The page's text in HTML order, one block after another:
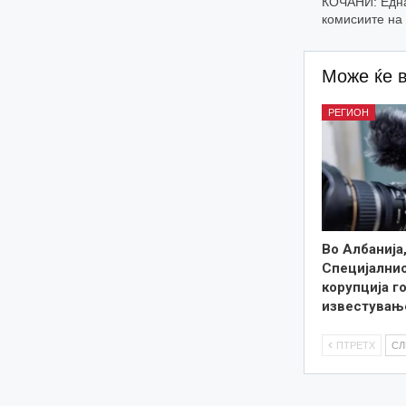
комисиите на
Може ќе
РЕГИОН
Во
корупција
ПТРЕТХ